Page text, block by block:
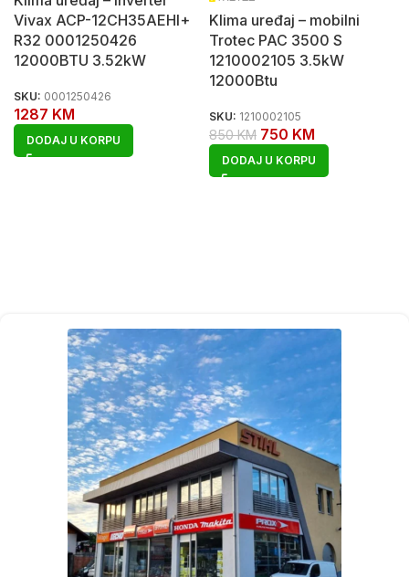
Vivax ACP-12CH35AEHI+
R32 0001250426
12000BTU 3.52kW
SKU: 0001250426
1287 KM
DODAJ U KORPU
Klima uređaj – mobilni
Trotec PAC 3500 S
1210002105 3.5kW
12000Btu
SKU: 1210002105
850KM 750 KM
DODAJ U KORPU